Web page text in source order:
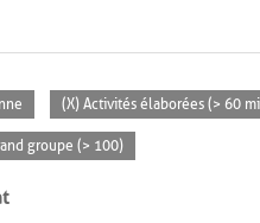
(X) Activités élaborées (> 60
groupe (> 100)